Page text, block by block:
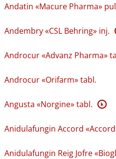
Andatin «Macure Pharma»
Andembry «CSL Behring» inj.
Androcur «Advanz Pharma»
Androcur «Orifarm» tabl.
Angusta «Norgine» tabl. K
Anidulafungin Accord
Anidulafungin Reig Jofre